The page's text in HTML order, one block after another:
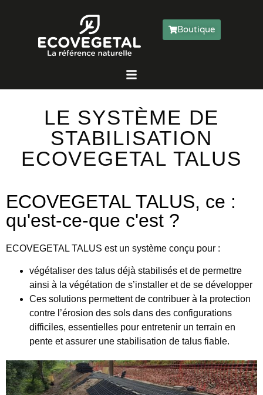
Boutique
LE SYSTÈME DE
STABILISATION
ECOVEGETAL TALUS
ECOVEGETAL TALUS, ce :
qu'est-ce-que c'est ?
ECOVEGETAL TALUS est un système conçu pour :
végétaliser des talus déjà stabilisés et de permettre
ainsi à la végétation de s’installer et de se développer
Ces solutions permettent de contribuer à la protection
contre l’érosion des sols dans des configurations
difficiles, essentielles pour entretenir un terrain en
pente et assurer une stabilisation de talus fiable.